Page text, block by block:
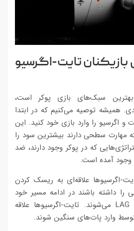
تایت-اگرسیو
سبک‌های بازی پوکر است،
همیشه توصیه می‌کنیم که در ابتدا
و اگرسیو را وارد بازی خود کنید. این
مهارت سطحی دارند بیشترین سود را
که در پوکر وجود دارند، ضد
وجود آمده است.
اگرسیوها علاقه‌ای به ریسک کردن
را داشته باشند در ادامه مسیر خود
یا LAG می‌شوند. تایت-اگرسیوها علاقه
وارد پات‌های سنگین شوند.